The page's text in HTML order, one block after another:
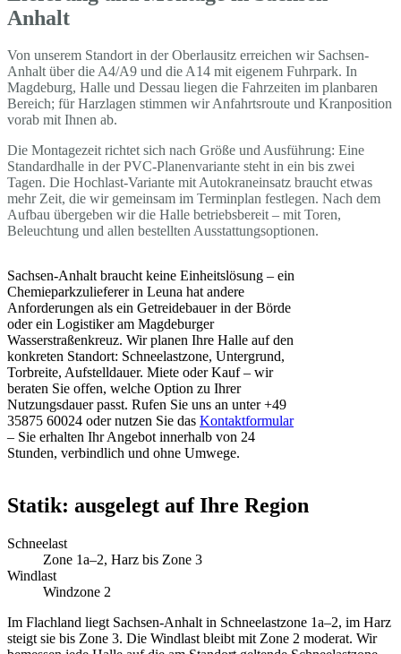
Anhalt
Von unserem Standort in der Oberlausitz erreichen wir Sachsen-
Anhalt über die A4/A9 und die A14 mit eigenem Fuhrpark. In
Magdeburg, Halle und Dessau liegen die Fahrzeiten im planbaren
Bereich; für Harzlagen stimmen wir Anfahrtsroute und Kranposition
vorab mit Ihnen ab.
Die Montagezeit richtet sich nach Größe und Ausführung: Eine
Standardhalle in der PVC-Planenvariante steht in ein bis zwei
Tagen. Die Hochlast-Variante mit Autokraneinsatz braucht etwas
mehr Zeit, die wir gemeinsam im Terminplan festlegen. Nach dem
Aufbau übergeben wir die Halle betriebsbereit – mit Toren,
Beleuchtung und allen bestellten Ausstattungsoptionen.
Sachsen-Anhalt braucht keine Einheitslösung – ein
Chemieparkzulieferer in Leuna hat andere
Anforderungen als ein Getreidebauer in der Börde
oder ein Logistiker am Magdeburger
Wasserstraßenkreuz. Wir planen Ihre Halle auf den
konkreten Standort: Schneelastzone, Untergrund,
Torbreite, Aufstelldauer. Miete oder Kauf – wir
beraten Sie offen, welche Option zu Ihrer
Nutzungsdauer passt. Rufen Sie uns an unter +49
35875 60024 oder nutzen Sie das Kontaktformular
– Sie erhalten Ihr Angebot innerhalb von 24
Stunden, verbindlich und ohne Umwege.
Statik: ausgelegt auf Ihre Region
Schneelast
Zone 1a–2, Harz bis Zone 3
Windlast
Windzone 2
Im Flachland liegt Sachsen-Anhalt in Schneelastzone 1a–2, im Harz
steigt sie bis Zone 3. Die Windlast bleibt mit Zone 2 moderat. Wir